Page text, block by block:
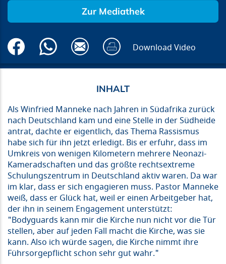
Zur Mediathek
Download Video
Als Winfried Manneke nach Jahren in Südafrika zurück
nach Deutschland kam und eine Stelle in der Südheide
antrat, dachte er eigentlich, das Thema Rassismus
habe sich für ihn jetzt erledigt. Bis er erfuhr, dass im
Umkreis von wenigen Kilometern mehrere Neonazi-
Kameradschaften und das größte rechtsextreme
Schulungszentrum in Deutschland aktiv waren. Da war
im klar, dass er sich engagieren muss. Pastor Manneke
weiß, dass er Glück hat, weil er einen Arbeitgeber hat,
der ihn in seinem Engagement unterstützt:
"Bodyguards kann mir die Kirche nun nicht vor die Tür
stellen, aber auf jeden Fall macht die Kirche, was sie
kann. Also ich würde sagen, die Kirche nimmt ihre
Führsorgepflicht schon sehr gut wahr."